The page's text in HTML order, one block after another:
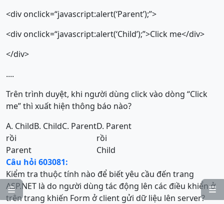


<div onclick=“javascript:alert(‘Parent’);”>
<div onclick=“javascript:alert(‘Child’);”>Click me</div>
</div>
....
Trên trình duyệt, khi người dùng click vào dòng “Click
me” thì xuất hiện thông báo nào?
A. Child
rồi
Parent
B. ChildC. ParentD. Parent
rồi
Child
Câu hỏi 603081:
Kiểm tra thuộc tính nào để biết yêu cầu đến trang
ASP.NET là do người dùng tác động lên các điều khiển ở
trên trang khiến Form ở client gửi dữ liệu lên server?